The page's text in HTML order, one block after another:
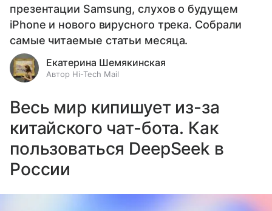
презентации Samsung, слухов о будущем
iPhone и нового вирусного трека. Собрали
самые читаемые статьи месяца.
Екатерина Шемякинская
Автор Hi-Tech Mail
Весь мир кипишует из-за
китайского чат-бота. Как
пользоваться DeepSeek в
России